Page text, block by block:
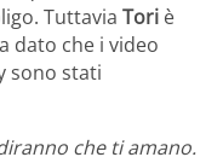
Tuttavia Tori è
dato che i video
sono stati
che ti amano.